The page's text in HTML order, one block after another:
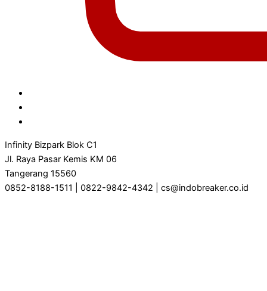
Infinity Bizpark Blok C1
Jl. Raya Pasar Kemis KM 06
Tangerang 15560
0852-8188-1511 | 0822-9842-4342 | cs@indobreaker.co.id